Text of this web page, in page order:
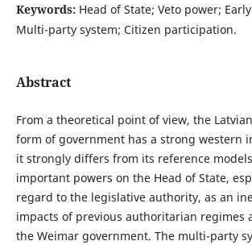
Keywords: Head of State; Veto power;
Multi-party system; Citizen participation.
Abstract
From a theoretical point of view, the
form of government has a strong western
it strongly differs from its reference
important powers on the Head of State,
regard to the legislative authority, as an
impacts of previous authoritarian regimes
the Weimar government. The multi-party